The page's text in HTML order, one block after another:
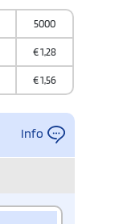
5000
€1,28
€1,56
Info